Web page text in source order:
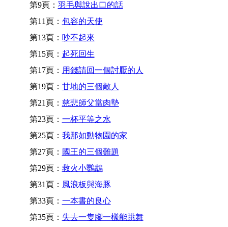
第9頁： 羽毛與說出口的話
第11頁： 包容的天使
第13頁： 吵不起來
第15頁： 起死回生
第17頁： 用錢請回一個討厭的人
第19頁： 甘地的三個敵人
第21頁： 慈悲師父當肉墊
第23頁： 一杯平等之水
第25頁： 我那如動物園的家
第27頁： 國王的三個難題
第29頁： 救火小鸚鵡
第31頁： 風浪板與海豚
第33頁： 一本書的良心
第35頁： 失去一隻腳一樣能跳舞